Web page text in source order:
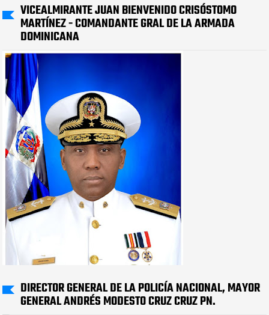
VICEALMIRANTE JUAN BIENVENIDO CRISÓSTOMO
MARTÍNEZ - COMANDANTE GRAL DE LA ARMADA
DOMINICANA
DIRECTOR GENERAL DE LA POLICÍA NACIONAL, MAYOR
GENERAL ANDRÉS MODESTO CRUZ CRUZ PN.